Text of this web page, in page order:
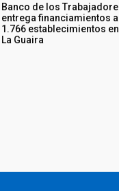
Banco de los
entrega financiamientos a
1.766 establecimientos en
La Guaira